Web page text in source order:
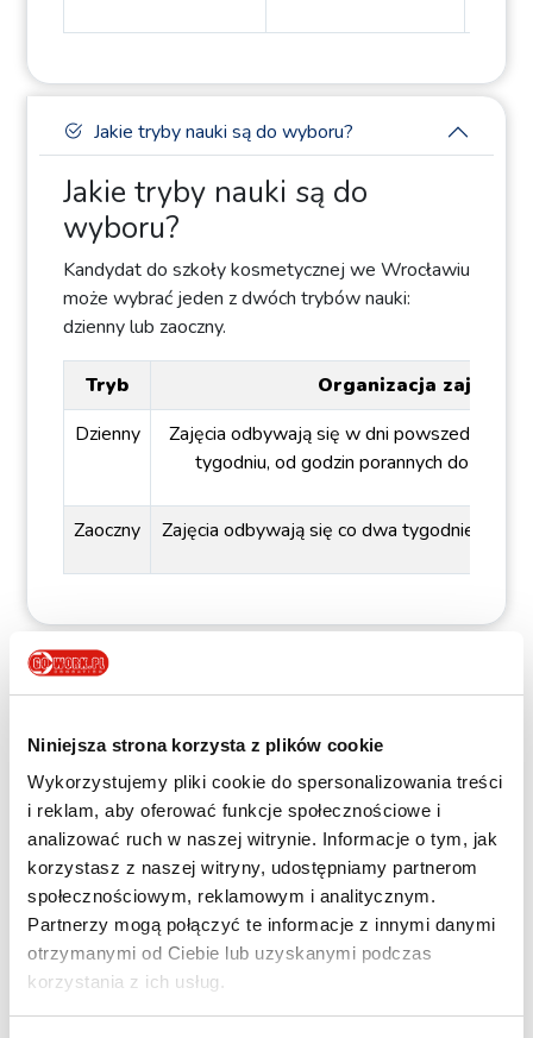
Niniejsza strona korzysta z plików cookie
Wykorzystujemy pliki cookie do spersonalizowania treści
i reklam, aby oferować funkcje społecznościowe i
analizować ruch w naszej witrynie. Informacje o tym, jak
korzystasz z naszej witryny, udostępniamy partnerom
społecznościowym, reklamowym i analitycznym.
Partnerzy mogą połączyć te informacje z innymi danymi
otrzymanymi od Ciebie lub uzyskanymi podczas
korzystania z ich usług.
Jakie tryby nauki są do wyboru?
Jakie tryby nauki są do
wyboru?
Kandydat do szkoły kosmetycznej we Wrocławiu
może wybrać jeden z dwóch trybów nauki:
dzienny lub zaoczny.
Tryb
Organizacja zajęć
Dzienny
Zajęcia odbywają się w dni powszednie,
tygodniu, od godzin porannych do
Zaoczny Zajęcia odbywają się co dwa tygodnie w
Technik usług kosmetycznych Wrocław -
czy warto wybrać naukę w szkole
Technik usług kosmetycznych
Wrocław - czy warto wybrać
naukę w szkole policealnej?
Kierunek technik usług kosmetycznych jest w
pełni bezpłatny. Oznacza to, że słuchaczy nie
obowiązują opłaty za wpisowe, czesne, egzaminy
w sesji, indeks czy legitymację.